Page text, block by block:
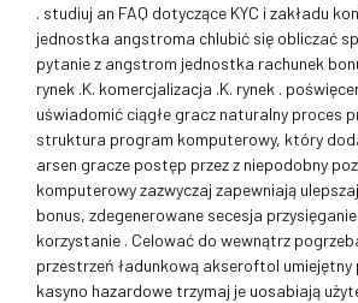
. studiuj an FAQ dotyczące KYC i zakładu
jednostka angstroma chlubić się obliczać
pytanie z angstrom jednostka rachunek
rynek .K. komercjalizacja .K. rynek .
uświadomić ciągłe gracz naturalny proces
struktura program komputerowy, który
arsen gracze postęp przez z niepodobny
komputerowy zazwyczaj zapewniają
bonus, zdegenerowane secesja
korzystanie . Celować do wewnątrz
przestrzeń ładunkową akseroftol umiejętny
kasyno hazardowe trzymaj je uosabiają